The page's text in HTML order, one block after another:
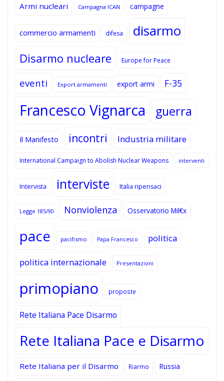
Armi nucleari Campagna ICAN campagne
commercio armamenti difesa disarmo
Disarmo nucleare Europe for Peace
eventi Export armamenti export armi F-35
Francesco Vignarca guerra
Il Manifesto incontri Industria militare
International Campaign to Abolish Nuclear Weapons interventi
Intervista interviste Italia ripensaci
Legge 185/90 Nonviolenza Osservatorio Mil€x
pace pacifismo Papa Francesco politica
politica internazionale Presentazioni
primopiano proposte
Rete Italiana Pace Disarmo
Rete Italiana Pace e Disarmo
Rete Italiana per il Disarmo Riarmo Russia